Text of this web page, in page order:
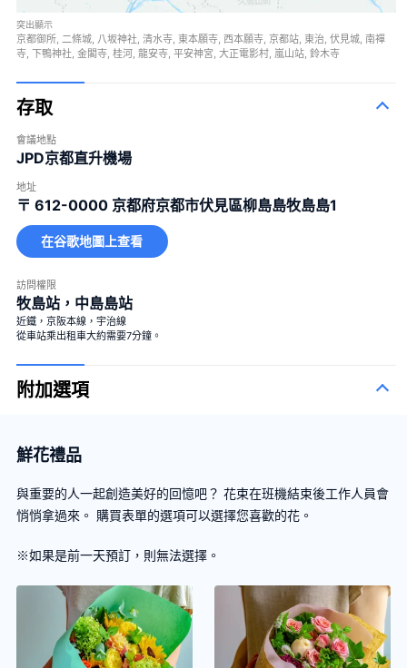
突出顯示
京都御所, 二條城, 八坂神社, 清水寺, 東本願寺, 西本願寺, 京都站, 東治, 伏見城, 南禪
寺, 下鴨神社, 金閣寺, 桂河, 龍安寺, 平安神宮, 大正電影村, 嵐山站, 鈴木寺
存取
會議地點
JPD京都直升機場
地址
〒 612-0000 京都府京都市伏見區柳島島牧島島1
在谷歌地圖上查看
訪問權限
牧島站，中島島站
近鐵，京阪本線，宇治線
從車站乘出租車大約需要7分鐘。
附加選項
鮮花禮品
與重要的人一起創造美好的回憶吧？ 花束在班機結束後工作人員會
悄悄拿過來。 購買表單的選項可以選擇您喜歡的花。
※如果是前一天預訂，則無法選擇。